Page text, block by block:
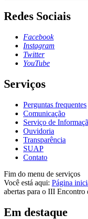
Redes Sociais
Facebook
Instagram
Twitter
YouTube
Serviços
Perguntas frequentes
Comunicação
Serviço de
Ouvidoria
Transparência
SUAP
Contato
Fim do menu de serviços
Você está aqui: Página
abertas para o III Encontro
Em destaque